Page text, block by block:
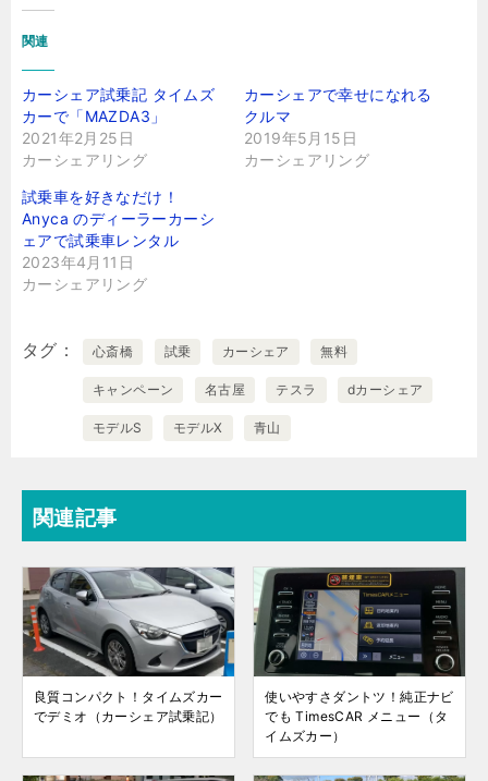
関連
カーシェア試乗記 タイムズ
カーで「MAZDA3」
2021年2月25日
カーシェアリング
カーシェアで幸せになれる
クルマ
2019年5月15日
カーシェアリング
試乗車を好きなだけ！
Anyca のディーラーカーシ
ェアで試乗車レンタル
2023年4月11日
カーシェアリング
タグ 心斎橋 試乗 カーシェア 無料
キャンペーン 名古屋 テスラ dカーシェア
モデルS モデルX 青山
関連記事
良質コンパクト！タイムズカー
でデミオ（カーシェア試乗記）
使いやすさダントツ！純正ナビ
でも TimesCAR メニュー（タ
イムズカー）